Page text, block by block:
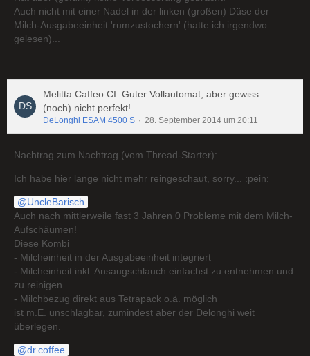
Auch nicht mit einer Nadel in der linken (großen) Düse der
Milch-Ausgabeeinheit 'rumzustochern' (hatte ich irgendwo
gelesen)...
Melitta Caffeo CI: Guter Vollautomat, aber gewiss
(noch) nicht perfekt!
DeLonghi ESAM 4500 S 28. September 2014 um 20:11
Nachtrag zum Nachtrag (vom Thread-Starter):
Ich habe hier lange nicht mehr reingeschaut, sorry... :pein:
UncleBarisch
Auch nach mittlerweile fast 3 Jahren 0 Probleme mit dem Milch-
Aufschäumen!
Diese Kombi
- Milcheinheit in der Ausgabeeinheit integriert
- Milcheinheit inkl. Ansaugschlauch einfachst zu entnehmen und
zu reinigen
- Milchbezug direkt aus Tetrapack o.ä. möglich
ist m.E. unschlagbar, zumindest aber der Delonghi weit
überlegen.
dr.coffee